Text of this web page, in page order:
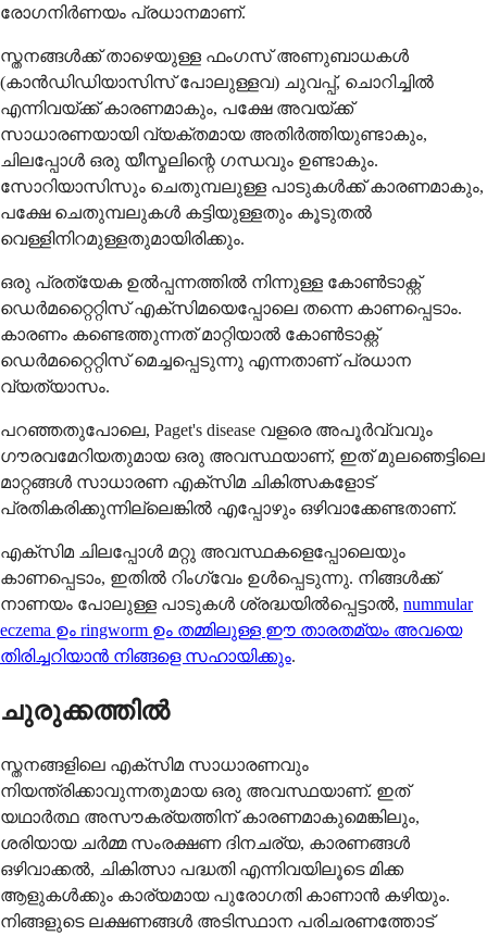
രോഗനിർണയം പ്രധാനമാണ്.
സ്തനങ്ങൾക്ക് താഴെയുള്ള ഫംഗസ് അണുബാധകൾ
(കാൻഡിഡിയാസിസ് പോലുള്ളവ) ചുവപ്പ്, ചൊറിച്ചിൽ
എന്നിവയ്ക്ക് കാരണമാകും, പക്ഷേ അവയ്ക്ക്
സാധാരണയായി വ്യക്തമായ അതിർത്തിയുണ്ടാകും,
ചിലപ്പോൾ ഒരു യീസ്മലിന്റെ ഗന്ധവും ഉണ്ടാകും.
സോറിയാസിസും ചെതുമ്പലുള്ള പാടുകൾക്ക് കാരണമാകും,
പക്ഷേ ചെതുമ്പലുകൾ കട്ടിയുള്ളതും കൂടുതൽ
വെള്ളിനിറമുള്ളതുമായിരിക്കും.
ഒരു പ്രത്യേക ഉൽപ്പന്നത്തിൽ നിന്നുള്ള കോൺടാക്റ്റ്
ഡെർമറ്റൈറ്റിസ് എക്സിമയെപ്പോലെ തന്നെ കാണപ്പെടാം.
കാരണം കണ്ടെത്തുന്നത് മാറ്റിയാൽ കോൺടാക്റ്റ്
ഡെർമറ്റൈറ്റിസ് മെച്ചപ്പെടുന്നു എന്നതാണ് പ്രധാന
വ്യത്യാസം.
പറഞ്ഞതുപോലെ, Paget's disease വളരെ അപൂർവ്വവും
ഗൗരവമേറിയതുമായ ഒരു അവസ്ഥയാണ്, ഇത് മുലഞെട്ടിലെ
മാറ്റങ്ങൾ സാധാരണ എക്സിമ ചികിത്സകളോട്
പ്രതികരിക്കുന്നില്ലെങ്കിൽ എപ്പോഴും ഒഴിവാക്കേണ്ടതാണ്.
എക്സിമ ചിലപ്പോൾ മറ്റു അവസ്ഥകളെപ്പോലെയും
കാണപ്പെടാം, ഇതിൽ റിംഗ്‌വേം ഉൾപ്പെടുന്നു. നിങ്ങൾക്ക്
നാണയം പോലുള്ള പാടുകൾ ശ്രദ്ധയിൽപ്പെട്ടാൽ, nummular
eczema ഉം ringworm ഉം തമ്മിലുള്ള ഈ താരതമ്യം അവയെ
തിരിച്ചറിയാൻ നിങ്ങളെ സഹായിക്കും.
ചുരുക്കത്തിൽ
സ്തനങ്ങളിലെ എക്സിമ സാധാരണവും
നിയന്ത്രിക്കാവുന്നതുമായ ഒരു അവസ്ഥയാണ്. ഇത്
യഥാർത്ഥ അസൗകര്യത്തിന് കാരണമാകുമെങ്കിലും,
ശരിയായ ചർമ്മ സംരക്ഷണ ദിനചര്യ, കാരണങ്ങൾ
ഒഴിവാക്കൽ, ചികിത്സാ പദ്ധതി എന്നിവയിലൂടെ മിക്ക
ആളുകൾക്കും കാര്യമായ പുരോഗതി കാണാൻ കഴിയും.
നിങ്ങളുടെ ലക്ഷണങ്ങൾ അടിസ്ഥാന പരിചരണത്തോട്